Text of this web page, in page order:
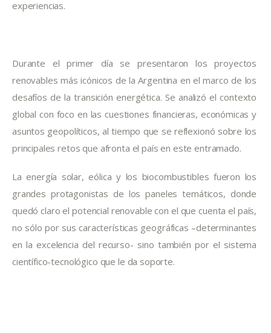
experiencias.
Durante el primer día se presentaron los proyectos
renovables más icónicos de la Argentina en el marco de los
desafíos de la transición energética. Se analizó el contexto
global con foco en las cuestiones financieras, económicas y
asuntos geopolíticos, al tiempo que se reflexionó sobre los
principales retos que afronta el país en este entramado.
La energía solar, eólica y los biocombustibles fueron los
grandes protagonistas de los paneles temáticos, donde
quedó claro el potencial renovable con el que cuenta el país,
no sólo por sus características geográficas –determinantes
en la excelencia del recurso- sino también por el sistema
científico-tecnológico que le da soporte.